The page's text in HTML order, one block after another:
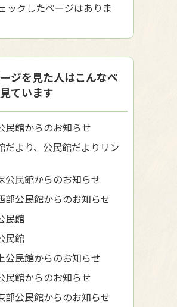
ックしたページはありま
ジを見た人はこんなペ
ています
民館からのお知らせ
だより、公民館だよりリン
公民館からのお知らせ
部公民館からのお知らせ
民館
民館
公民館からのお知らせ
民館からのお知らせ
部公民館からのお知らせ